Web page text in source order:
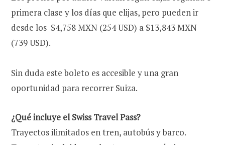
primera clase y los días que elijas, pero pueden ir
desde los $4,758 MXN (254 USD) a $13,843 MXN
(739 USD).
Sin duda este boleto es accesible y una gran
oportunidad para recorrer Suiza.
¿Qué incluye el Swiss Travel Pass?
Trayectos ilimitados en tren, autobús y barco.